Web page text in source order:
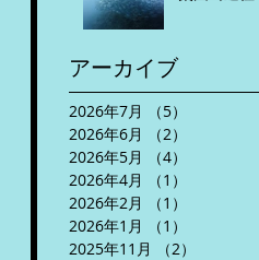
アーカイブ
2026年7月 （5）
2026年6月
（2）
2026年5月
（4）
2026年4月
（1）
2026年2月
（1）
2026年1月
（1）
2025年11月
（2）